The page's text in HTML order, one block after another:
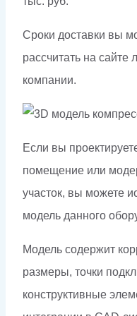
Сроки доставки вы
рассчитать на сайте
компании.
Если вы
помещение или
участок, вы можете
модель данного
Модель содержит
размеры, точки
конструктивные